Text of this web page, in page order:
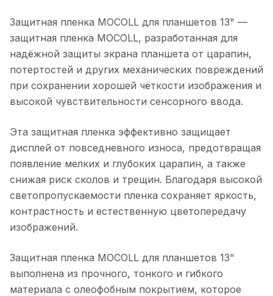
Защитная пленка MOCOLL для планшетов 13" —
защитная пленка MOCOLL, разработанная для
надёжной защиты экрана планшета от царапин,
потертостей и других механических повреждений
при сохранении хорошей чёткости изображения и
высокой чувствительности сенсорного ввода.
Эта защитная пленка эффективно защищает
дисплей от повседневного износа, предотвращая
появление мелких и глубоких царапин, а также
снижая риск сколов и трещин. Благодаря высокой
светопропускаемости пленка сохраняет яркость,
контрастность и естественную цветопередачу
изображений.
Защитная пленка MOCOLL для планшетов 13"
выполнена из прочного, тонкого и гибкого
материала с олеофобным покрытием, которое